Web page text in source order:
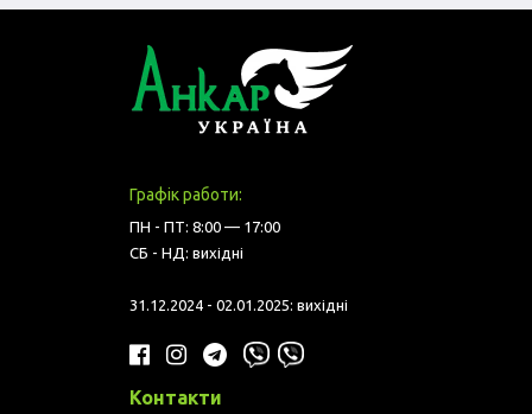
Графік работи:
ПН - ПТ: 8:00 — 17:00
СБ - НД: вихідні
31.12.2024 - 02.01.2025: вихідні
Контакти